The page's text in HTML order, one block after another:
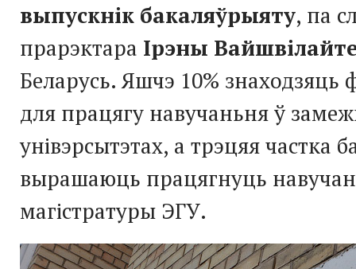
выпускнік бакаляўрыяту, па
прарэктара Ірэны
Беларусь. Яшчэ 10% знаходзяць
для працягу навучаньня ў
унівэрсытэтах, а трэцяя частка
вырашаюць працягнуць
магістратуры ЭГУ.